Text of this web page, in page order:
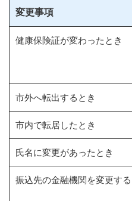
変更事項
健康保険証が変わったとき
市外へ転出するとき
市内で転居したとき
氏名に変更があったとき
振込先の金融機関を変更する